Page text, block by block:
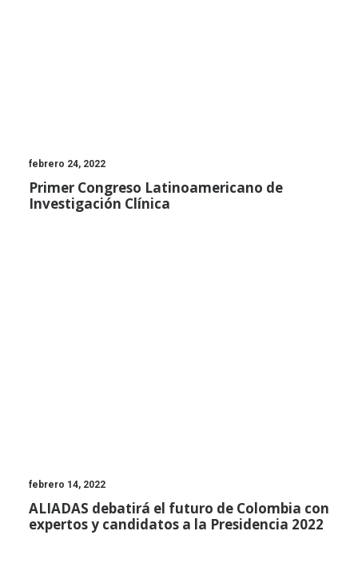
febrero 24, 2022
Primer Congreso Latinoamericano de
Investigación Clínica
febrero 14, 2022
ALIADAS debatirá el futuro de Colombia con
expertos y candidatos a la Presidencia 2022